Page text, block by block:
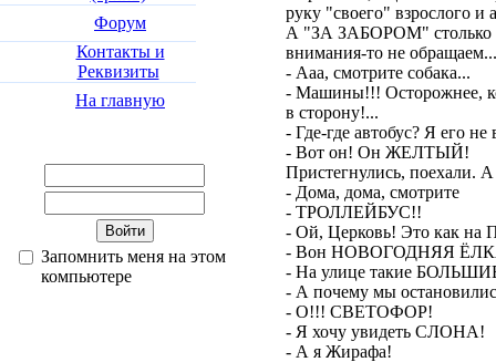
Форум
Контакты и
Реквизиты
На главную
Запомнить меня на этом
компьютере
руку "своего" взрослого
А "ЗА ЗАБОРОМ" столько
внимания-то не обращаем...
- Ааа, смотрите собака...
- Машины!!! Осторожнее,
в сторону!...
- Где-где автобус? Я его не
- Вот он! Он ЖЕЛТЫЙ!
Пристегнулись, поехали. А
- Дома, дома, смотрите
- ТРОЛЛЕЙБУС!!
- Ой, Церковь! Это как на
- Вон НОВОГОДНЯЯ
- На улице такие
- А почему мы
- О!!! СВЕТОФОР!
- Я хочу увидеть СЛОНА!
- А я Жирафа!